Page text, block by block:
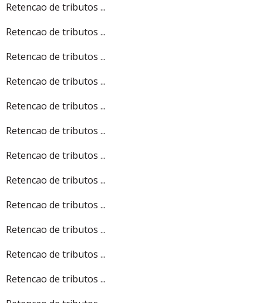
Retencao de tributos ...
Retencao de tributos ...
Retencao de tributos ...
Retencao de tributos ...
Retencao de tributos ...
Retencao de tributos ...
Retencao de tributos ...
Retencao de tributos ...
Retencao de tributos ...
Retencao de tributos ...
Retencao de tributos ...
Retencao de tributos ...